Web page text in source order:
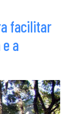
facilitar
a